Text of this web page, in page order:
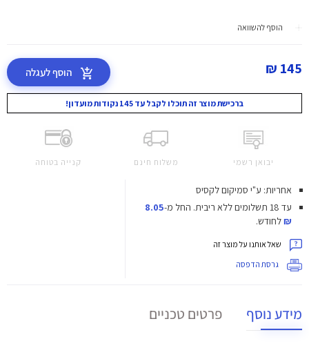
הוסף להשוואה
145 ₪ הוסף לעגלה
ברכישת מוצר זה תוכלו לקבל עד 145 נקודות מועדון!
יבואן רשמי משלוח חינם קנייה בטוחה
אחריות: ע"י סמיקום לקסיס
עד 18 תשלומים ללא ריבית.
החל מ-8.05
₪לחודש.
שאל אותנו על מוצר זה
גרסת הדפסה
מידע נוסף פרטים טכניים